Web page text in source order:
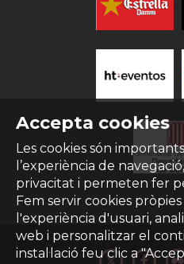
Accepta cookies
Les cookies són
l’experiència de
privacitat i permeten fer
Fem servir cookies
l'experiència d'usuari,
web i personalitzar el
instal·lació feu clic a